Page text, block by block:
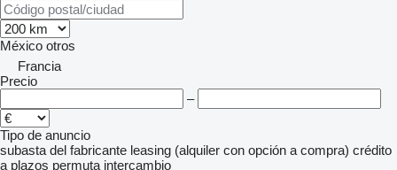
México otros
Francia
Precio
–
Tipo de anuncio
subasta del fabricante leasing (alquiler con opción a compra) crédito
a plazos permuta intercambio